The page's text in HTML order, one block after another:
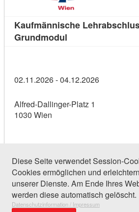
Kaufmännische
Grundmodul
02.11.2026 - 04.12.2026
Alfred-Dallinger-Platz 1
1030 Wien
39 Einträge gefunden (1 von 2)
Diese Seite verwendet Session-
Cookies ermöglichen und
unserer Dienste. Am Ende Ihres
werden diese automatisch gelöscht.
Datenschutzinformation / Impressum